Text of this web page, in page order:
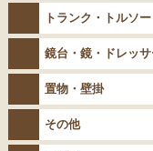
トランク・トルソー
鏡台・鏡・ドレッ
置物・壁掛
その他